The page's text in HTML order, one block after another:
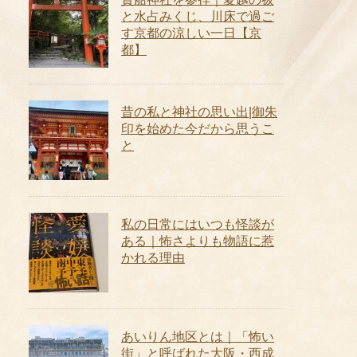
と水占みくじ、川床で過ご
す京都の涼しい一日【京
都】
昔の私と神社の思い出|御朱
印を始めた今だから思うこ
と
私の日常にはいつも怪談が
ある｜怖さよりも物語に惹
かれる理由
あいりん地区とは｜「怖い
街」と呼ばれた大阪・西成